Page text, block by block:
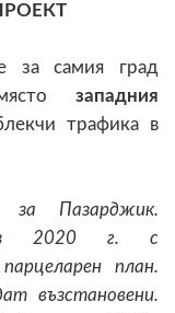
за самия град
западния
трафика в
за Пазарджик.
2020 г. с
план.
възстановени.